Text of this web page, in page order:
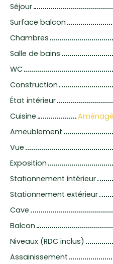
Séjour
Surface balcon
Chambres
Salle de bains
WC
Construction
État intérieur
Cuisine
Ameublement
Vue
Exposition
Stationnement intérieur
Stationnement extérieur
Cave
Balcon
Niveaux (RDC inclus)
Assainissement